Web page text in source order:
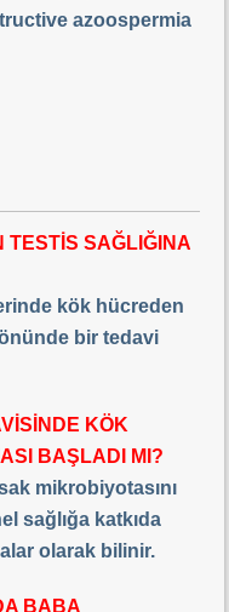
azoospermia
TESTİS SAĞLIĞINA
kök hücreden
bir tedavi
KÖK
BAŞLADI MI?
mikrobiyotasını
sağlığa katkıda
olarak bilinir.
BABA